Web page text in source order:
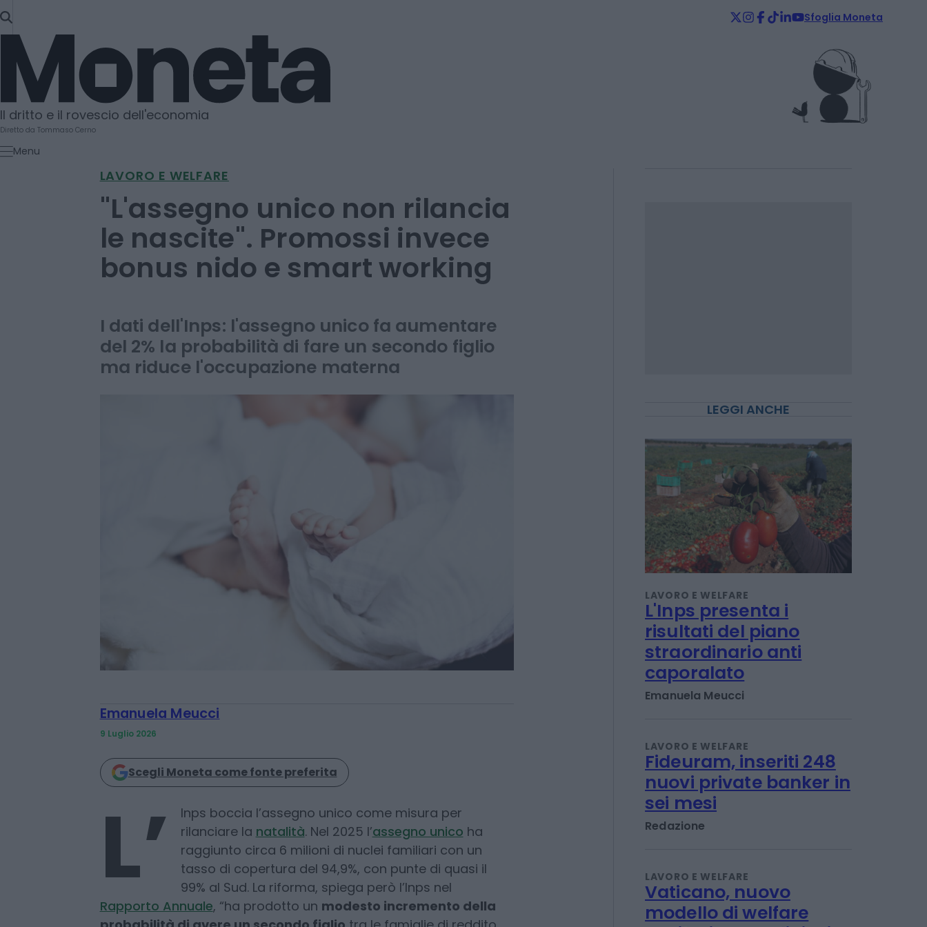
SKIP
TO
CONTENT
Sfoglia Moneta
Moneta
Il dritto e il rovescio dell'economia
Diretto da Tommaso Cerno
Menu
LAVORO E WELFARE
"L'assegno unico non rilancia
bonus nido e smart working
I dati dell'Inps: l'assegno unico fa aumentare
del 2% la probabilità di fare un secondo figlio
ma riduce l'occupazione materna
Emanuela Meucci
Scegli Moneta come fonte preferita
Inps boccia l’assegno unico come misura per
rilanciare lanatalità . Nel 2025 l’assegno unico
raggiunto circa 6 milioni di nuclei familiari con un
LEGGI ANCHE
LAVORO E WELFARE
L'Inps presenta i
risultati del piano
Emanuela Meucci
LAVORO E WELFARE
Fideuram, inseriti 248
Redazione